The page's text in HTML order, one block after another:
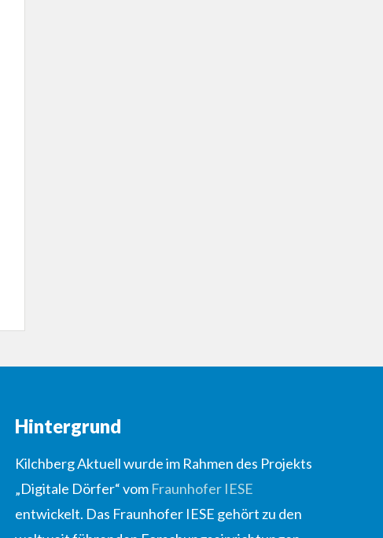
Hintergrund
Kilchberg Aktuell wurde im Rahmen des Projekts
„Digitale Dörfer“ vom Fraunhofer IESE
entwickelt. Das Fraunhofer IESE gehört zu den